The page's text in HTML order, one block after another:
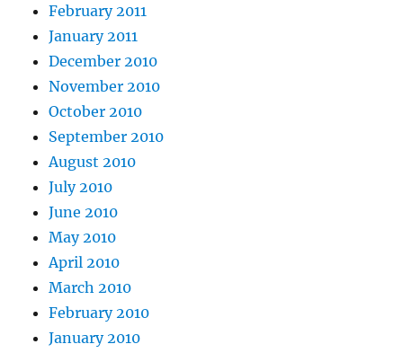
February 2011
January 2011
December 2010
November 2010
October 2010
September 2010
August 2010
July 2010
June 2010
May 2010
April 2010
March 2010
February 2010
January 2010